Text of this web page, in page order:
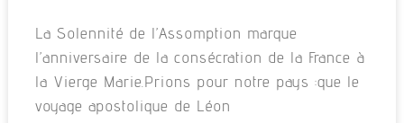
La Solennité de l’Assomption marque
l’anniversaire de la consécration de la France à
la Vierge Marie.Prions pour notre pays :que le
voyage apostolique de Léon